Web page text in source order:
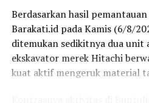
Berdasarkan hasil
Barakati.id pada Kamis (6/8/
ditemukan sedikitnya dua unit
ekskavator merek Hitachi
kuat aktif mengeruk material